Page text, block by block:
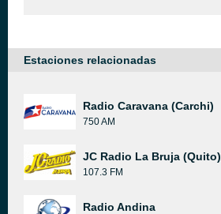
Estaciones relacionadas
Radio Caravana (Carchi)
750 AM
JC Radio La Bruja (Quito)
107.3 FM
Radio Andina